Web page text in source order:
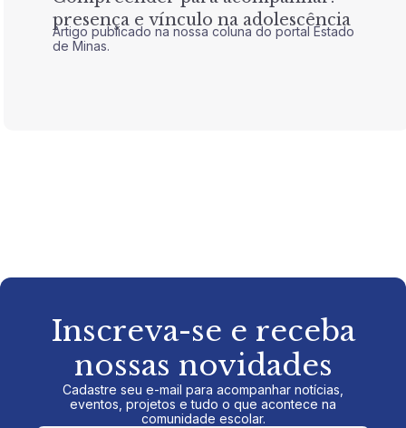
presença e vínculo na adolescência
Artigo publicado na nossa coluna do portal Estado
de Minas.
Inscreva-se e receba
nossas novidades
Cadastre seu e-mail para acompanhar notícias,
eventos, projetos e tudo o que acontece na
comunidade escolar.